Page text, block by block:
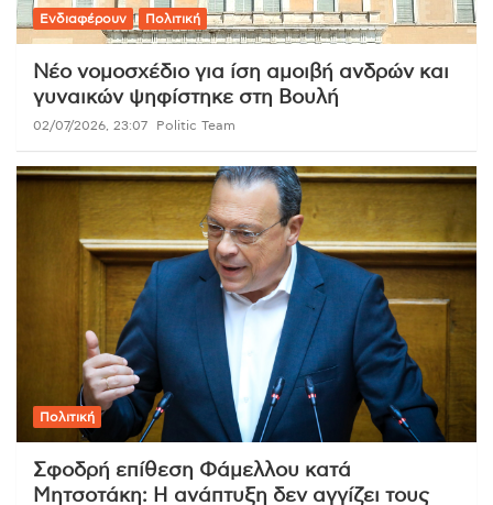
Ενδιαφέρουν Πολιτική
Νέο νομοσχέδιο για ίση αμοιβή ανδρών και
γυναικών ψηφίστηκε στη Βουλή
02/07/2026, 23:07 Politic Team
Πολιτική
Σφοδρή επίθεση Φάμελλου κατά
Μητσοτάκη: Η ανάπτυξη δεν αγγίζει τους